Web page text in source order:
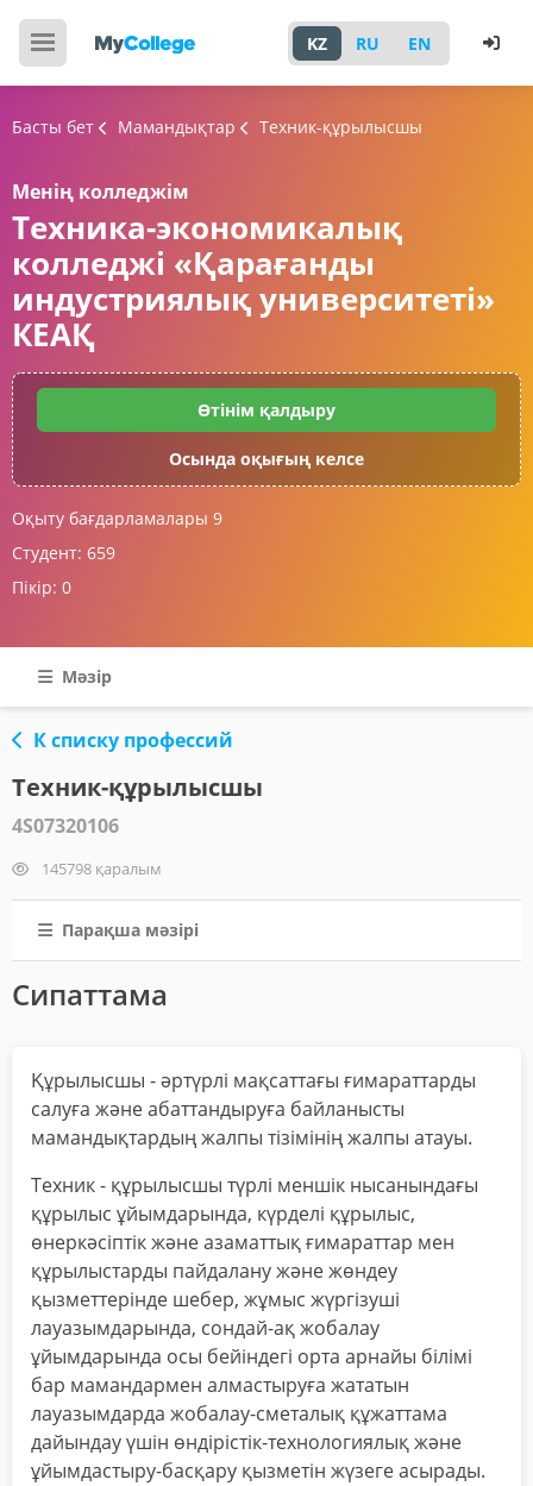
KZ RU EN
Басты бет Мамандықтар Техник-құрылысшы
Менің колледжім
Техника-экономикалық
колледжі «Қарағанды
индустриялық университеті»
КЕАҚ
Өтінім қалдыру
Осында оқығың келсе
Оқыту бағдарламалары 9
Студент: 659
Пікір: 0
Мәзір
К списку профессий
Техник-құрылысшы
4S07320106
145798 қаралым
Парақша мәзірі
Сипаттама
Құрылысшы - әртүрлі мақсаттағы ғимараттарды
салуға және абаттандыруға байланысты
мамандықтардың жалпы тізімінің жалпы атауы.
Техник - құрылысшы түрлі меншік нысанындағы
құрылыс ұйымдарында, күрделі құрылыс,
өнеркәсіптік және азаматтық ғимараттар мен
құрылыстарды пайдалану және жөндеу
қызметтерінде шебер, жұмыс жүргізуші
лауазымдарында, сондай-ақ жобалау
ұйымдарында осы бейіндегі орта арнайы білімі
бар мамандармен алмастыруға жататын
лауазымдарда жобалау-сметалық құжаттама
дайындау үшін өндірістік-технологиялық және
ұйымдастыру-басқару қызметін жүзеге асырады.